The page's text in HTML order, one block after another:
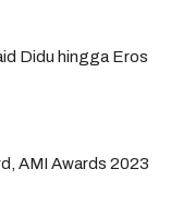
Didu hingga Eros
AMI Awards 2023